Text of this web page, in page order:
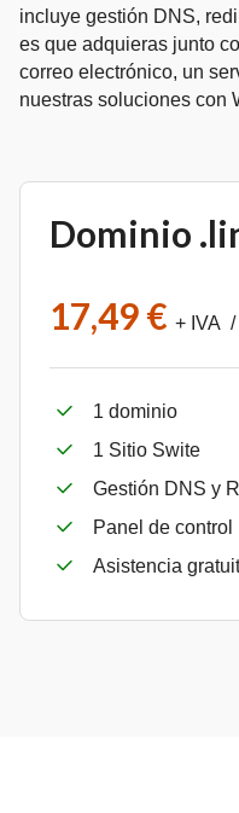
incluye gestión DNS,
es que adquieras junto
correo electrónico, un
nuestras soluciones con
Dominio
17,49 € + IVA /
1 dominio
1 Sitio Swite
Gestión DNS y
Panel de control
Asistencia